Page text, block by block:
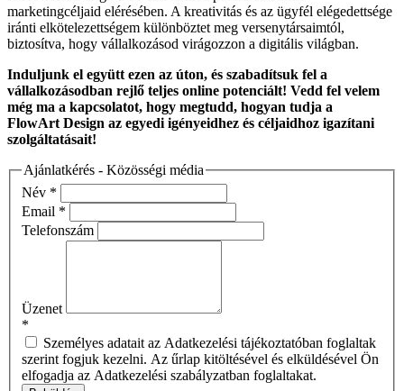
marketingcéljaid elérésében. A kreativitás és az ügyfél elégedettsége
iránti elkötelezettségem különböztet meg versenytársaimtól,
biztosítva, hogy vállalkozásod virágozzon a digitális világban.
Induljunk el együtt ezen az úton, és szabadítsuk fel a
vállalkozásodban rejlő teljes online potenciált! Vedd fel velem
még ma a kapcsolatot, hogy megtudd, hogyan tudja a
FlowArt Design az egyedi igényeidhez és céljaidhoz igazítani
szolgáltatásait!
Ajánlatkérés - Közösségi média
Név *
Email *
Telefonszám
Üzenet
*
Személyes adatait az Adatkezelési tájékoztatóban foglaltak
szerint fogjuk kezelni. Az űrlap kitöltésével és elküldésével Ön
elfogadja az Adatkezelési szabályzatban foglaltakat.